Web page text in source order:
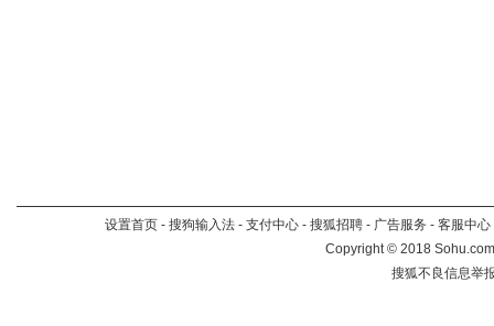
设置首页 - 搜狗输入法 - 支付中心 - 搜狐招聘 - 广告服务 - 客服中心
Copyright©2018
搜狐不良信息举